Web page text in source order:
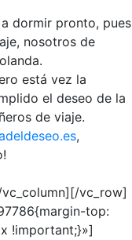
dormir pronto, pues
nosotros de
está vez la
el deseo de la
de viaje.
,
vc_row]
top:
!important;}»]